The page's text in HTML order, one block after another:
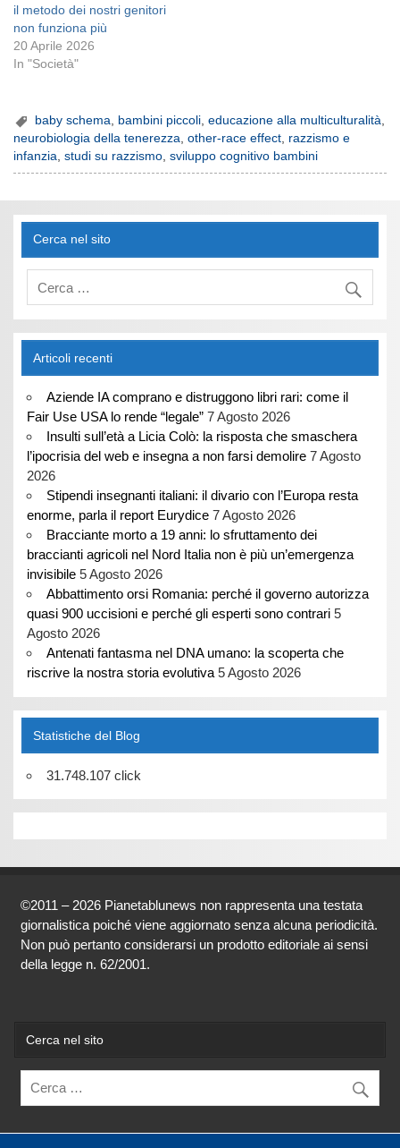
il metodo dei nostri genitori
non funziona più
20 Aprile 2026
In "Società"
baby schema bambini piccoli ,educazione alla multiculturalità
neurobiologia della tenerezza,other-race effect, razzismo e
infanzia,studi su razzismo,sviluppo cognitivo bambini
Cerca nel sito
Articoli recenti
Aziende IA comprano e distruggono libri rari: come il
Fair Use USA lo rende “legale” 7 Agosto 2026
Insulti sull’età a Licia Colò: la risposta che smaschera
l’ipocrisia del web e insegna a non farsi demolire 7 Agosto
2026
Stipendi insegnanti italiani: il divario con l’Europa resta
enorme, parla il report Eurydice 7 Agosto 2026
Bracciante morto a 19 anni: lo sfruttamento dei
braccianti agricoli nel Nord Italia non è più un’emergenza
invisibile 5 Agosto 2026
Abbattimento orsi Romania: perché il governo autorizza
quasi 900 uccisioni e perché gli esperti sono contrari 5
Agosto 2026
Antenati fantasma nel DNA umano: la scoperta che
riscrive la nostra storia evolutiva 5 Agosto 2026
Statistiche del Blog
31.748.107 click
©2011 – 2026 Pianetablunews non rappresenta una testata
giornalistica poiché viene aggiornato senza alcuna periodicità.
Non può pertanto considerarsi un prodotto editoriale ai sensi
della legge n. 62/2001.
Cerca nel sito